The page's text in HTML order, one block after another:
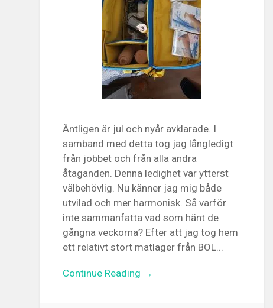
Äntligen är jul och nyår avklarade. I
samband med detta tog jag långledigt
från jobbet och från alla andra
åtaganden. Denna ledighet var ytterst
välbehövlig. Nu känner jag mig både
utvilad och mer harmonisk. Så varför
inte sammanfatta vad som hänt de
gångna veckorna? Efter att jag tog hem
ett relativt stort matlager från BOL...
Continue Reading →